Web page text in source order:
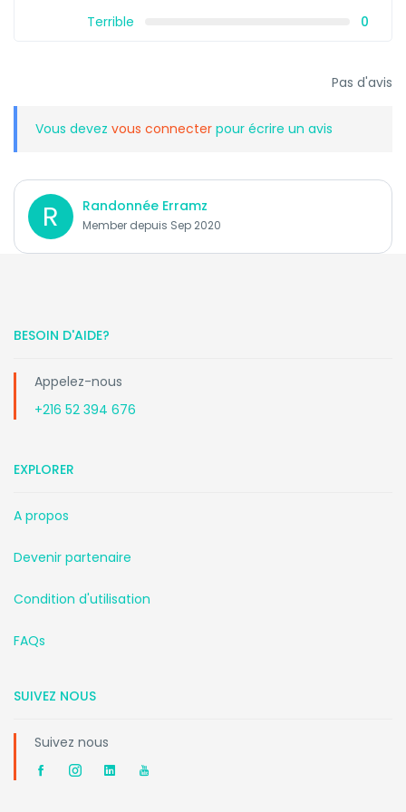
Terrible
0
Pas d'avis
Vous devez vous connecter pour écrire un avis
R Randonnée Erramz
Member depuis Sep 2020
BESOIN D'AIDE?
Appelez-nous
+216 52 394 676
EXPLORER
A propos
Devenir partenaire
Condition d'utilisation
FAQs
SUIVEZ NOUS
Suivez nous